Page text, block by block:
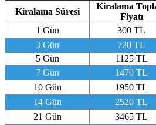
Kiralama Süresi
Kiralama
Fiyatı
1 Gün
300 TL
3 Gün
720 TL
5 Gün
1125 TL
7 Gün
1470 TL
10 Gün
1950 TL
14 Gün
2520 TL
21 Gün
3465 TL